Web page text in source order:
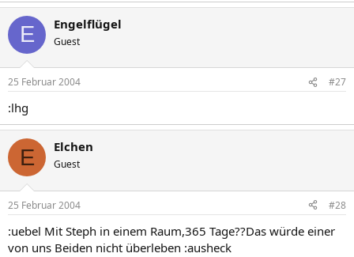
E Engelflügel
Guest
25 Februar 2004 #27
:lhg
E Elchen
Guest
25 Februar 2004 #28
:uebel Mit Steph in einem Raum,365 Tage??Das würde einer
von uns Beiden nicht überleben :ausheck